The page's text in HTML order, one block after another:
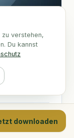
downloaden
verstehen,
Du kannst
der
sie zu